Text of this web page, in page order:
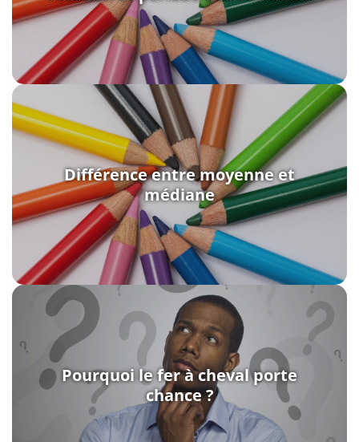
Différence entre moyenne et
médiane
Pourquoi le fer à cheval porte
chance ?